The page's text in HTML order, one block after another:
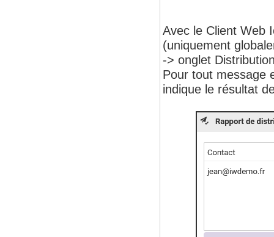
Avec le Client Web
(uniquement
-> onglet
Pour tout message
indique le résultat